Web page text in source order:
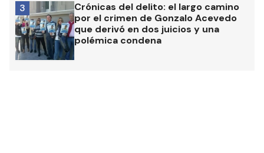
Crónicas del delito: el largo camino
por el crimen de Gonzalo Acevedo
que derivó en dos juicios y una
polémica condena
3